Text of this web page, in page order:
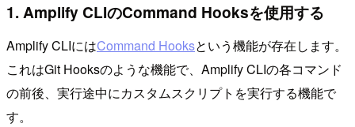
1. Amplify CLIのCommand Hooksを使用する
Amplify CLIにはCommand Hooksという機能が存在します。
これはGit Hooksのような機能で、Amplify CLIの各コマンド
の前後、実行途中にカスタムスクリプトを実行する機能で
す。